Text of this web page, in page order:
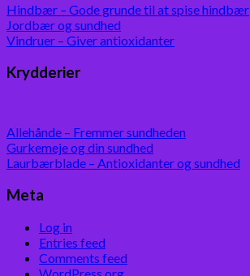
Hindbær – Gode grunde til at spise hindbær
Jordbær og sundhed
Vindruer – Giver antioxidanter
Krydderier
Allehånde – Fremmer sundheden
Gurkemeje og din sundhed
Laurbærblade – Antioxidanter og sundhed
Meta
Log in
Entries feed
Comments feed